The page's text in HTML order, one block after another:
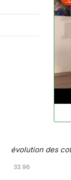
évolution des
33.96